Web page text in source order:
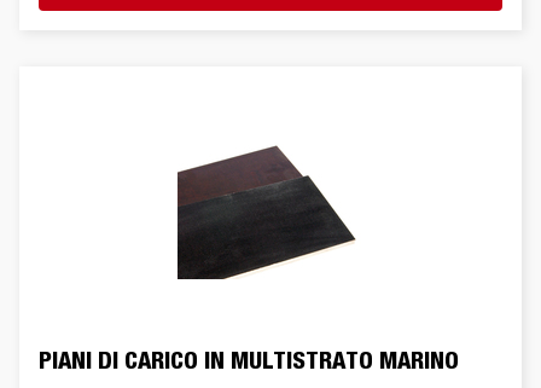
PIANI DI CARICO IN MULTISTRATO MARINO